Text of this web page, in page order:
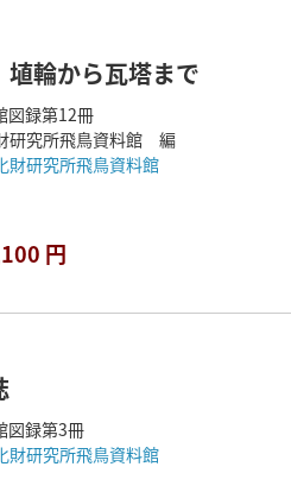
輪から瓦塔まで
図録第12冊
研究所飛鳥資料館 編
財研究所飛鳥資料館
円
図録第3冊
財研究所飛鳥資料館